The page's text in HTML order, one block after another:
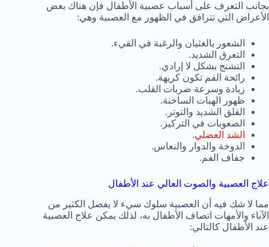
بجانب التعرف على أسباب عصبية الأطفال فإن هناك بعض
الأعراض التي تترافق في الظهور مع العصبية وهي:
الشعور بالغثيان والرغبة في القيء.
التعرق الشديد.
التشنج بشكل لا إرادي.
رائحة الفم تكون كريهة.
زيادة وسرعة ضربات القلب.
ظهور الهبات الساخنة.
القلق الشديد والتوتر.
الصعوبات في التركيز.
الشد العضلي.
الدوخة والدوار والنعاس.
جفاف الفم.
علاج العصبية والصوت العالي عند الأطفال
مما لا شك فيه أن العصبية سلوك سيء لا يفضل الكثير من
الآباء والأمهات اتصاف الأطفال به، لذلك يمكن علاج العصبية
عند الأطفال كالتالي: